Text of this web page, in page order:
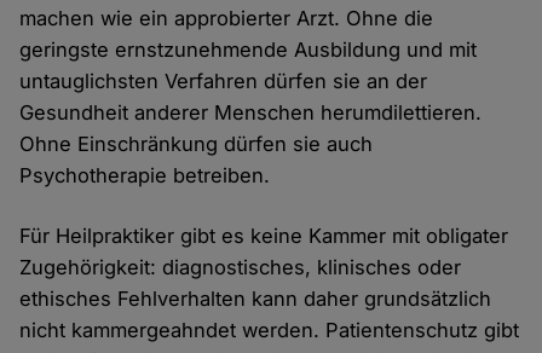
machen wie ein approbierter Arzt. Ohne die
geringste ernstzunehmende Ausbildung und mit
untauglichsten Verfahren dürfen sie an der
Gesundheit anderer Menschen herumdilettieren.
Ohne Einschränkung dürfen sie auch
Psychotherapie betreiben.
Für Heilpraktiker gibt es keine Kammer mit obligater
Zugehörigkeit: diagnostisches, klinisches oder
ethisches Fehlverhalten kann daher grundsätzlich
nicht kammergeahndet werden. Patientenschutz gibt